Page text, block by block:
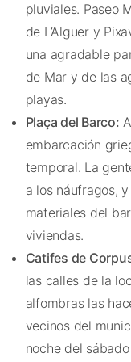
pluviales. Paseo
de L’Alguer y
una agradable
de Mar y de las
playas.
Plaça del Barco:
embarcación
temporal. La
a los náufragos,
materiales del
viviendas.
Catifes de
las calles de la
alfombras las
vecinos del
noche del